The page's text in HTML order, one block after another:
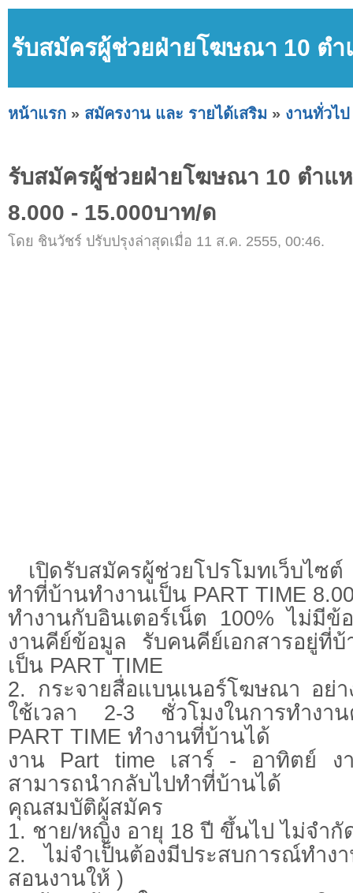
รับสมัครผู้ช่วยฝ่ายโฆษณา 10 ตำ
หน้าแรก » สมัครงาน และ รายได้เสริม » งานทั่วไป
รับสมัครผู้ช่วยฝ่ายโฆษณา 10 ตำแห
8.000 - 15.000บาท/ด
โดย ชินวัชร์ ปรับปรุงล่าสุดเมื่อ 11 ส.ค. 2555, 00:46.
เปิดรับสมัครผู้ช่วยโปรโมทเว็บไซ
ทำที่บ้านทำงานเป็น PART TIME
ทำงานกับอินเตอร์เน็ต 100% ไม่มี
งานคีย์ข้อมูล รับคนคีย์เอกสารอยู่ที่
เป็น PART TIME
2. กระจายสื่อแบนเนอร์โฆษณา อย่า
ใช้เวลา 2-3 ชั่วโมงในการทำงา
PART TIME ทำงานที่บ้านได้
งาน Part time เสาร์ - อาทิตย์ ง
สามารถนำกลับไปทำที่บ้านได้
คุณสมบัติผู้สมัคร
1. ชาย/หญิง อายุ 18 ปี ขึ้นไป ไม่จำ
2. ไม่จำเป็นต้องมีประสบการณ์ทำ
สอนงานให้ )